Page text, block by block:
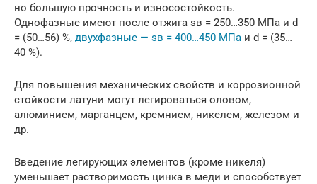
но большую прочность и износостойкость.
Однофазные имеют после отжига sв = 250…350 МПа и d
= (50…56) %, двухфазные — sв = 400…450 МПа и d = (35…
40 %).
Для повышения механических свойств и коррозионной
стойкости латуни могут легироваться оловом,
алюминием, марганцем, кремнием, никелем, железом и
др.
Введение легирующих элементов (кроме никеля)
уменьшает растворимость цинка в меди и способствует